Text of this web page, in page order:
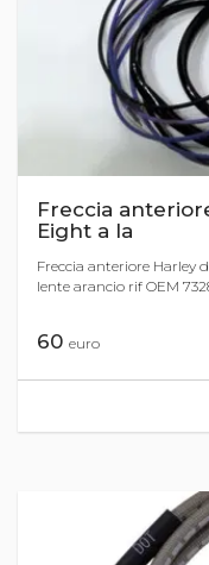
Freccia
Eight a la
Freccia anteriore Harley
lente arancio rif OEM
60 euro